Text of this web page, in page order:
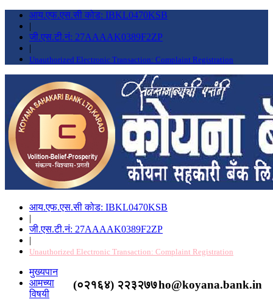
आय.एफ.एस.सी कोड: IBKL0470KSB
|
जी.एस.टी.नं: 27AAAAK0389F2ZP
|
Unauthorized Electronic Transaction: Complaint Registration
आय.एफ.एस.सी कोड: IBKL0470KSB
|
जी.एस.टी.नं: 27AAAAK0389F2ZP
|
Unauthorized Electronic Transaction: Complaint Registration
ho@koyana.bank.in
(०२१६४) २२३२७७
मुख्यपान
आमच्या
विषयी